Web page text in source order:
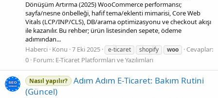
Dönüşüm Artırma (2025) WooCommerce performansı;
sayfa/nesne önbelleği, hafif tema/eklenti mimarisi, Core Web
Vitals (LCP/INP/CLS), DB/arama optimizasyonu ve checkout akışı
ile kazanılır. Bu rehber; ürün listesinden sepete, ödeme
adımından...
Haberci Konu 7 Eki 2025 e-ticaret shopify woo
Cevaplar:
0 Forum: E-Ticaret Platformları ve Yazılımları
Nasıl yapılır?
Adım Adım E‑Ticaret: Bakım Rutini
(Güncel)